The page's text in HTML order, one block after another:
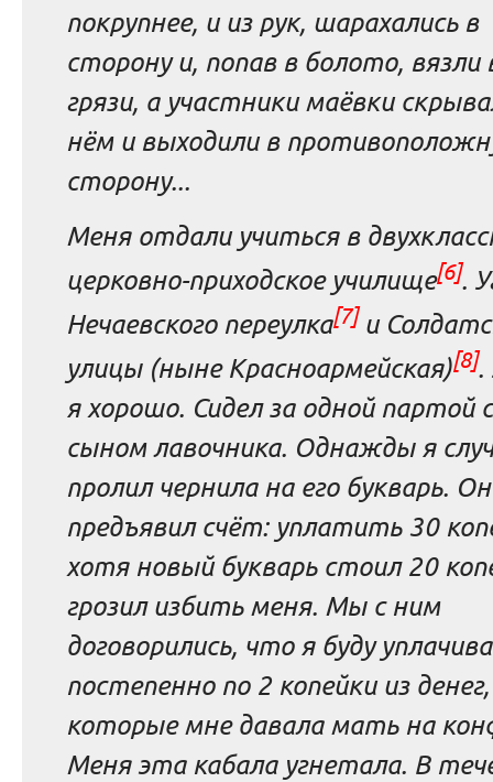
покрупнее, и из рук, шарахались в
сторону и, попав в болото, вязли
грязи, а участники маёвки
нём и выходили в
сторону...
Меня отдали учиться в
церковно-приходское училище[6].
Нечаевского переулка[7]и
улицы (ныне Красноармейская)[8].
я хорошо. Сидел за одной партой с
сыном лавочника. Однажды я
пролил чернила на его букварь.
предъявил счёт: уплатить 30
хотя новый букварь стоил 20
грозил избить меня. Мы с ним
договорились, что я буду
постепенно по 2 копейки из денег,
которые мне давала мать на
Меня эта кабала угнетала. В